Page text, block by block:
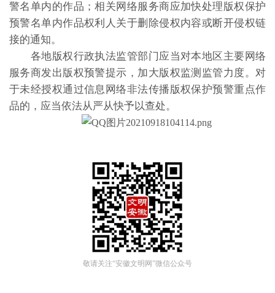
警名单内的作品；相关网络服务商应加快处理版权保护
预警名单内作品权利人关于删除侵权内容或断开侵权链
接的通知。
各地版权行政执法监管部门应当对本地区主要网络
服务商发出版权预警提示，加大版权监测监管力度。对
于未经授权通过信息网络非法传播版权保护预警重点作
品的，应当依法从严从快予以查处。
敬请关注“安徽文明网”微信公众号